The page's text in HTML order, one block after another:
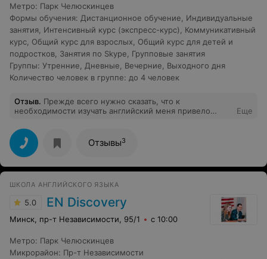
Метро: Парк Челюскинцев
Формы обучения: Дистанционное обучение, Индивидуальные
занятия, Интенсивный курс (экспресс-курс), Коммуникативный
курс, Общий курс для взрослых, Общий курс для детей и
подростков, Занятия по Skype, Групповые занятия
Группы: Утренние, Дневные, Вечерние, Выходного дня
Количество человек в группе: до 4 человек
Отзыв. Прежде всего нужно сказать, что к
необходимости изучать английский меня привело
совсем, но где то через пол года после занятий с
Инной, уже был в состоянии более менее читать
техническую документацию, что мне очень помогло в
изувечении программирования и дальнейшем
трудоустройстве. Уроки проходят в онлайн формате,
время, то я думаю, что Вас с удовольствием нагрузят
под завязку и вы будите учиться ровно в том темпе, как
вам удобно. В тоже время, если что то не получается,
то "паровоз" дальше не поедет, пока не будут
устранены все пробелы. Так что, если хотите изучать
попали куда надо.
Еще
Отзывы3
ШКОЛА АНГЛИЙСКОГО ЯЗЫКА
5.0 EN Discovery
Минск, пр-т Независимости, 95/1 с 10:00
Метро: Парк Челюскинцев
Микрорайон: Пр-т Независимости